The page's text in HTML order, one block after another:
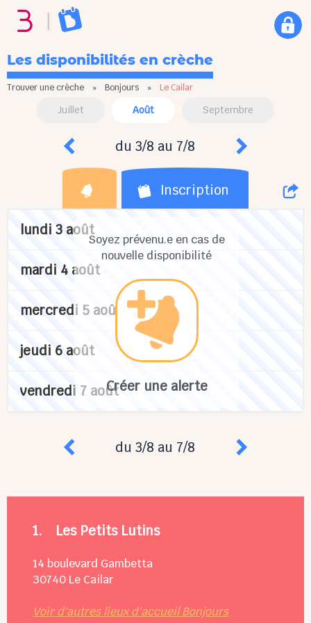
Les disponibilités en crèche
Trouver une crèche » Bonjours » Le Cailar
Juillet Août Septembre
du 3/8 au 7/8
Inscription
Soyez prévenu.e en cas de
nouvelle disponibilité
Créer une alerte
lundi 3 août
mardi 4 août
mercredi 5 août
jeudi 6 août
vendredi 7 août
du 3/8 au 7/8
1. Les Petits Lutins
14 boulevard Gambetta
30740 Le Cailar
Voir d'autres lieux d'accueil Bonjours